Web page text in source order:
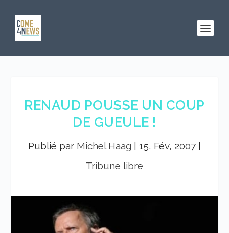
RENAUD POUSSE UN COUP
DE GUEULE !
Publié par Michel Haag 15, Fév, 2007
Tribune libre